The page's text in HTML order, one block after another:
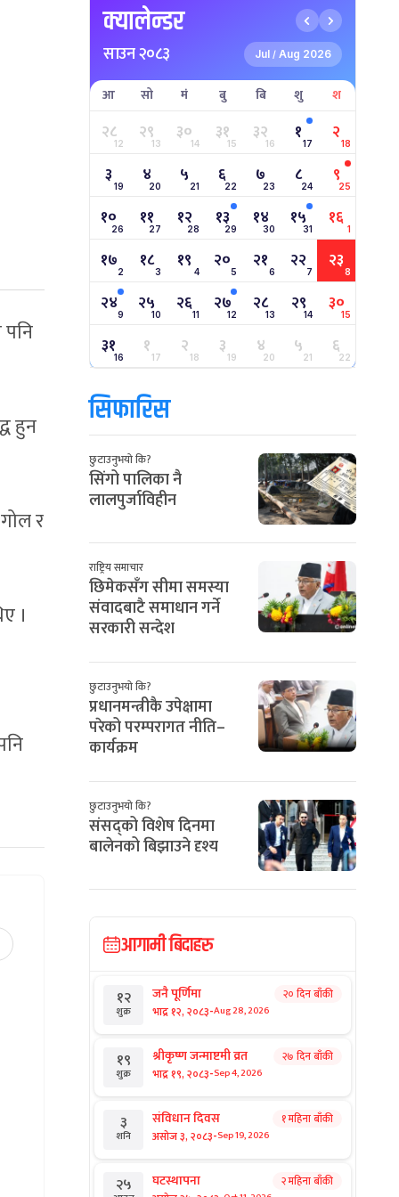
हुन
र
।
क्यालेन्डर
साउन २०८३ Jul / Aug 2026
आ सो मं बु बि शु श
२८12 २९13 ३०14 ३१15 ३२16 १17 २18
३ 19 ४20 ५ 21 ६22 ७23 ८24 ९25
१०26 ११27 १२28 १३29 १४30 १५31 १६ 1
१७2 १८3 १९ 4 २०5 २१6 २२7 २३8
२४9 २५10 २६11 २७12 २८13 २९14 ३०15
३१16 १17 २18 ३19 ४20 ५21 ६22
सिफारिस
छुटाउनुभयो कि?
सिंगो पालिका नै
लालपुर्जाविहीन
राष्ट्रिय समाचार
छिमेकसँग सीमा समस्या
संवादबाटै समाधान गर्ने
सरकारी सन्देश
छुटाउनुभयो कि?
प्रधानमन्त्रीकै उपेक्षामा
परेको परम्परागत नीति–
कार्यक्रम
छुटाउनुभयो कि?
संसद्को विशेष दिनमा
बालेनको बिझाउने दृश्य
आगामी बिदाहरु
१२
शुक्र
जनै पूर्णिमा
भाद्र १२, २०८३-Aug 28, 2026
२० दिन बाँकी
१९
शुक्र
श्रीकृष्ण जन्माष्टमी व्रत
भाद्र १९, २०८३-Sep 4, 2026
२७ दिन बाँकी
३
शनि
संविधान दिवस
असोज ३, २०८३-Sep 19, 2026
१ महिना बाँकी
२५ घटस्थापना २ महिना बाँकी